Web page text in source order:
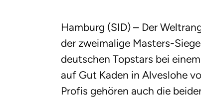
Hamburg (SID) – Der
der zweimalige Masters-
deutschen Topstars bei
auf Gut Kaden in Alveslohe
Profis gehören auch die